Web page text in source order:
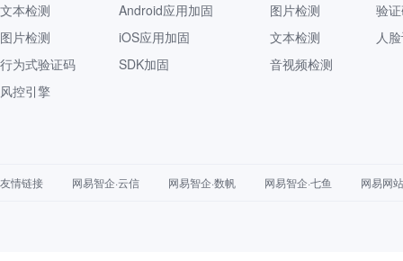
文本检测
图片检测
行为式验证码
风控引擎
Android应用加固
iOS应用加固
SDK加固
图片检测
文本检测
音视频检测
验
人
友情链接 网易智企·云信 网易智企·数帆 网易智企·七鱼 网易网